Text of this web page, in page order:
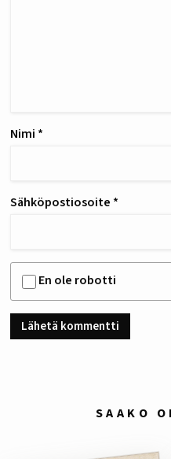
Nimi *
Sähköpostiosoite *
En ole robotti
SAAKO